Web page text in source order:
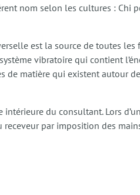
nom selon les cultures : Chi
est la source de toutes les
vibratoire qui contient
de matière qui existent autour
du consultant. Lors
par imposition des